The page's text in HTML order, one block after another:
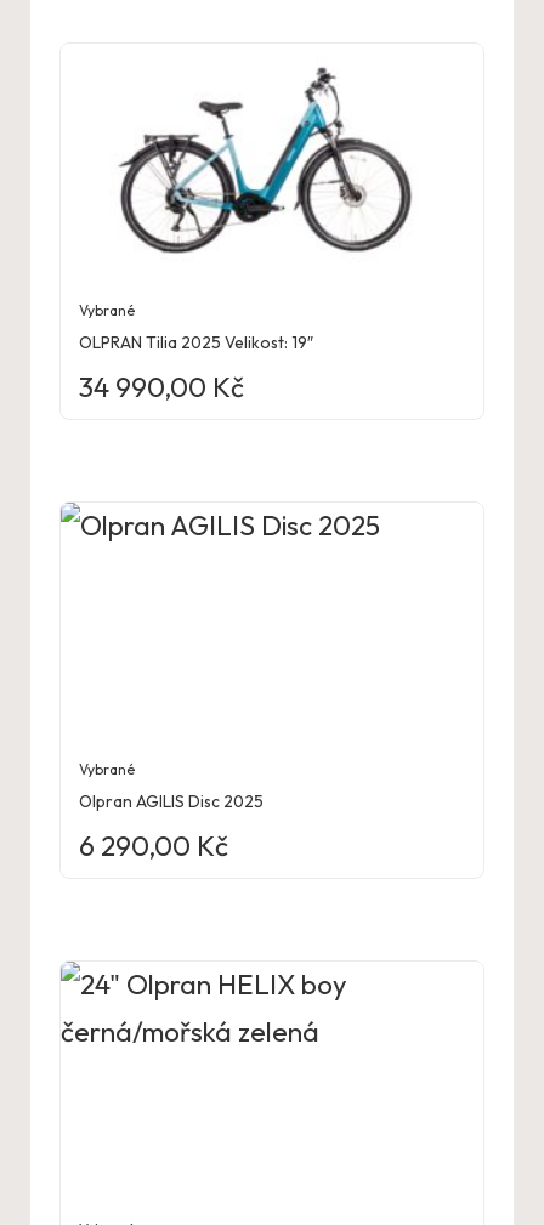
Vybrané
OLPRAN Tilia 2025 Velikost: 19″
34 990,00 Kč
Vybrané
Olpran AGILIS Disc 2025
6 290,00 Kč